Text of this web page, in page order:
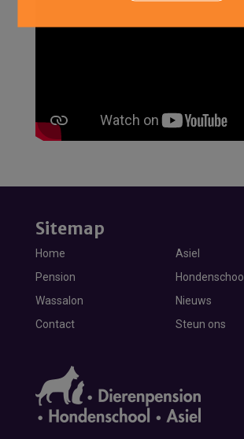
Sitemap
Home
Asiel
Pension
Hondenschool
Wassalon
Nieuws
Contact
Steun ons